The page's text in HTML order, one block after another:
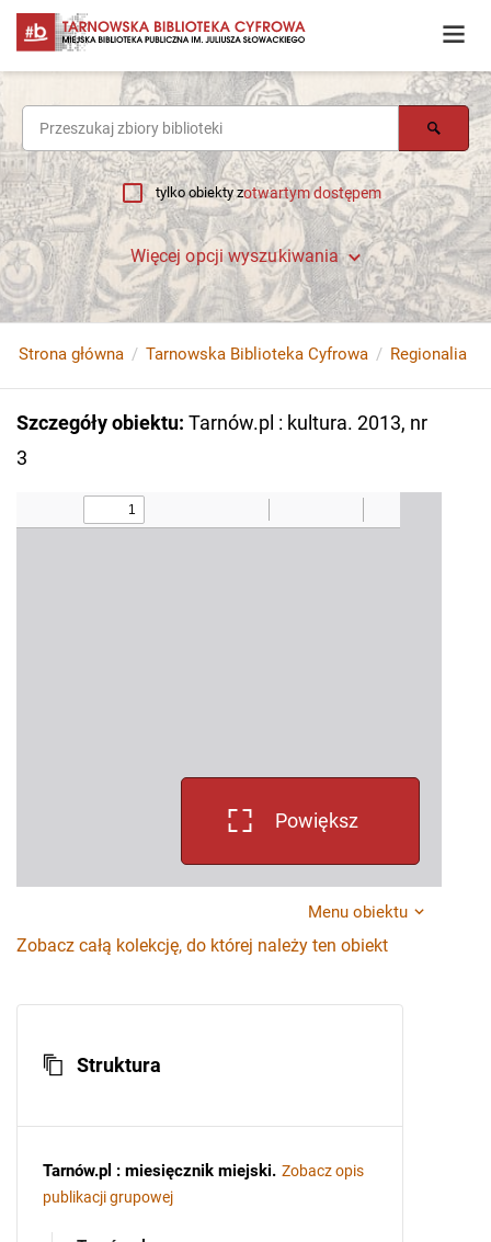
tylko obiekty zotwartym dostępem
Więcej opcji wyszukiwania
Strona główna Tarnowska Biblioteka Cyfrowa Regionalia
Szczegóły obiektu: Tarnów.pl : kultura. 2013, nr
3
Powiększ
Menu obiektu
Zobacz całą kolekcję, do której należy ten obiekt
Struktura
Tarnów.pl : miesięcznik miejski. Zobacz opis
publikacji grupowej